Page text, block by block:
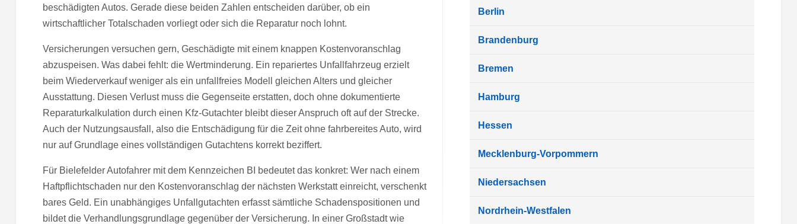
beschädigten Autos. Gerade diese beiden Zahlen entscheiden darüber, ob ein
wirtschaftlicher Totalschaden vorliegt oder sich die Reparatur noch lohnt.
Versicherungen versuchen gern, Geschädigte mit einem knappen Kostenvoranschlag
abzuspeisen. Was dabei fehlt: die Wertminderung. Ein repariertes Unfallfahrzeug erzielt
beim Wiederverkauf weniger als ein unfallfreies Modell gleichen Alters und gleicher
Ausstattung. Diesen Verlust muss die Gegenseite erstatten, doch ohne dokumentierte
Reparaturkalkulation durch einen Kfz-Gutachter bleibt dieser Anspruch oft auf der Strecke.
Auch der Nutzungsausfall, also die Entschädigung für die Zeit ohne fahrbereites Auto, wird
nur auf Grundlage eines vollständigen Gutachtens korrekt beziffert.
Für Bielefelder Autofahrer mit dem Kennzeichen BI bedeutet das konkret: Wer nach einem
Haftpflichtschaden nur den Kostenvoranschlag der nächsten Werkstatt einreicht, verschenkt
bares Geld. Ein unabhängiges Unfallgutachten erfasst sämtliche Schadenspositionen und
bildet die Verhandlungsgrundlage gegenüber der Versicherung. In einer Großstadt wie
Berlin
Brandenburg
Bremen
Hamburg
Hessen
Mecklenburg-Vorpommern
Niedersachsen
Nordrhein-Westfalen